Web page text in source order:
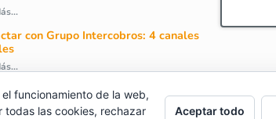
con Grupo Intercobros: 4 canales
funcionamiento de la web,
todas las cookies, rechazar
Aceptar todo